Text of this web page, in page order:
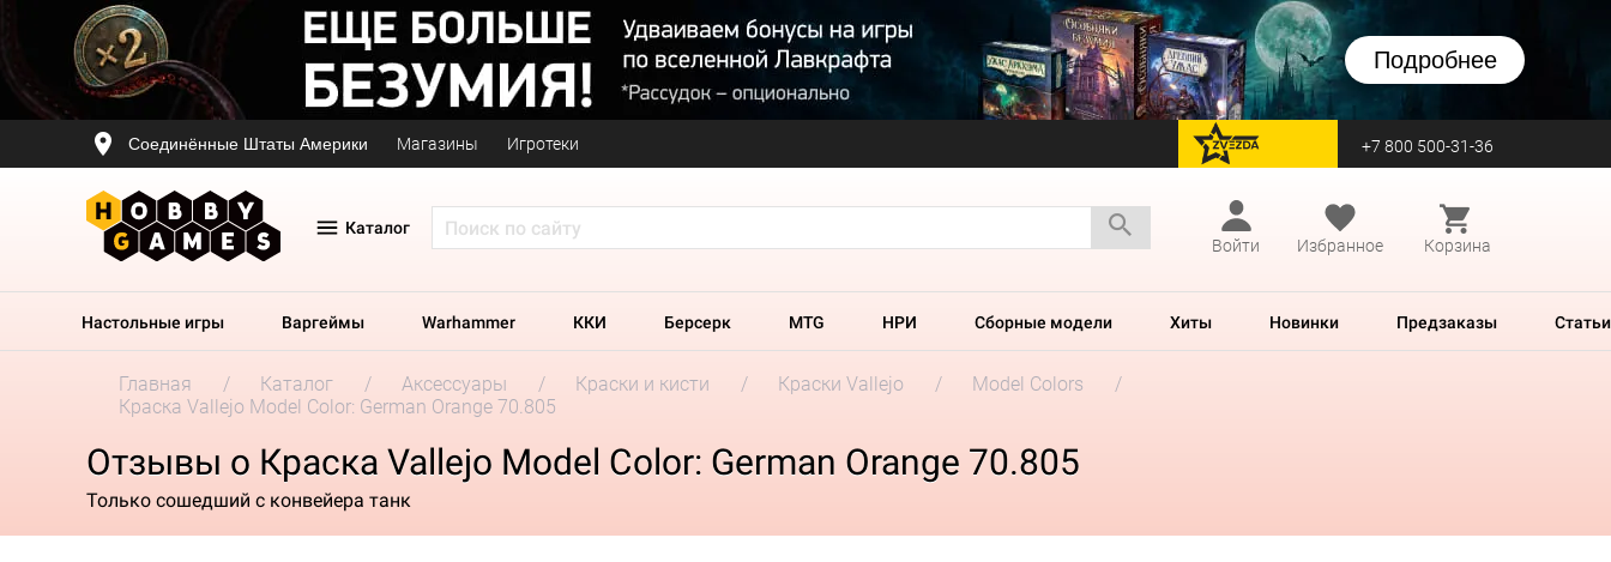
Подробнее
Соединённые Штаты Америки Магазины Игротеки перейти на Zvezda +7 800 500-31-36
Каталог
Войти
Избранное Корзина
Настольные игры Варгеймы Warhammer ККИ Берсерк MTG НРИ Сборные модели Хиты Новинки Предзаказы Статьи
Главная Каталог Аксессуары Краски и кисти Краски Vallejo
Model Colors
Краска Vallejo Model Color: German Orange 70.805
Отзывы о Краска Vallejo Model Color: German Orange 70.805
Только сошедший с конвейера танк